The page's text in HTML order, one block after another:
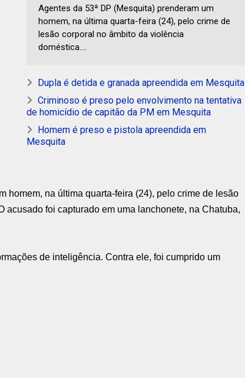
Agentes da 53ª DP (Mesquita) prenderam um
homem, na última quarta-feira (24), pelo crime de
lesão corporal no âmbito da violência
doméstica....
Dupla é detida e granada apreendida em Mesquita
Criminoso é preso pelo envolvimento na tentativa
de homicídio de capitão da PM em Mesquita
Homem é preso e pistola apreendida em
Mesquita
homem, na última quarta-feira (24), pelo crime de lesão
acusado foi capturado em uma lanchonete, na Chatuba,
de inteligência. Contra ele, foi cumprido um